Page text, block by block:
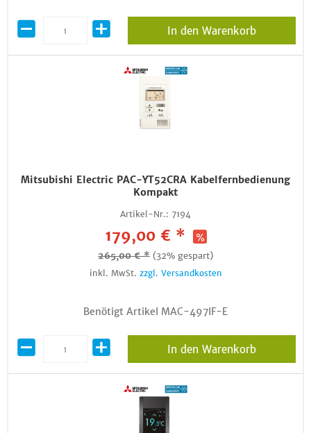
In den Warenkorb
Mitsubishi Electric PAC-YT52CRA Kabelfernbedienung
Kompakt
Artikel-Nr.: 7194
179,00 € *
265,00 € * (32% gespart)
inkl. MwSt. zzgl. Versandkosten
Benötigt Artikel MAC-497IF-E
In den Warenkorb